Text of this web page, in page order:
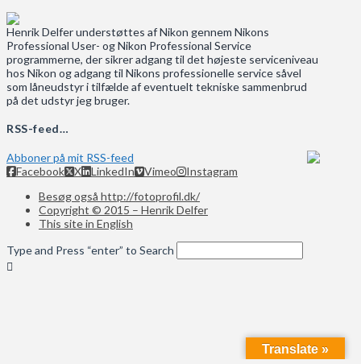
Henrik Delfer understøttes af Nikon gennem Nikons
Professional User- og Nikon Professional Service
programmerne, der sikrer adgang til det højeste serviceniveau
hos Nikon og adgang til Nikons professionelle service såvel
som låneudstyr i tilfælde af eventuelt tekniske sammenbrud
på det udstyr jeg bruger.
RSS-feed…
Abboner på mit RSS-feed
Facebook
X LinkedIn Vimeo
Instagram
Besøg også http://fotoprofil.dk/
Copyright © 2015 – Henrik Delfer
This site in English
Type and Press “enter” to Search
Translate »